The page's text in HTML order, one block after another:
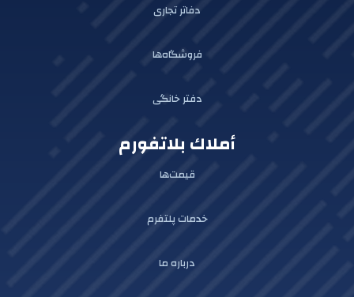
دفاتر تجاری
فروشگاه‌ها
دفتر خانگی
أملاك بلاتفورم
قیمت‌ها
خدمات پلتفرم
درباره ما